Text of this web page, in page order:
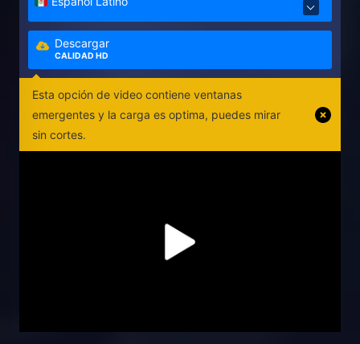
Descargar
CALIDAD HD
Esta opción de video contiene ventanas
emergentes y la carga es optima, puedes mirar
sin cortes.